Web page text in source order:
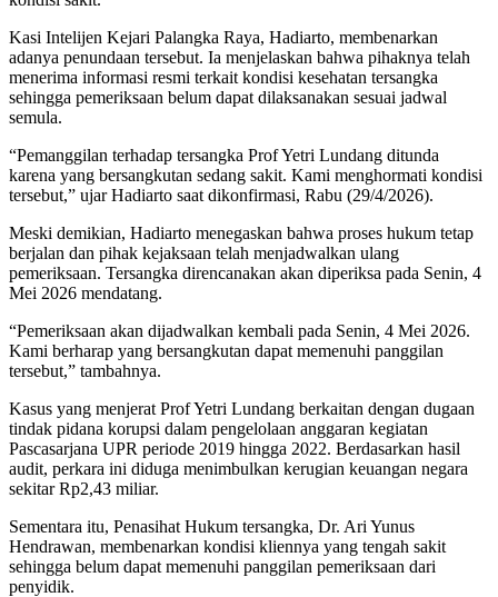
Kasi Intelijen Kejari Palangka Raya, Hadiarto, membenarkan
adanya penundaan tersebut. Ia menjelaskan bahwa pihaknya telah
menerima informasi resmi terkait kondisi kesehatan tersangka
sehingga pemeriksaan belum dapat dilaksanakan sesuai jadwal
semula.
“Pemanggilan terhadap tersangka Prof Yetri Lundang ditunda
karena yang bersangkutan sedang sakit. Kami menghormati kondisi
tersebut,” ujar Hadiarto saat dikonfirmasi, Rabu (29/4/2026).
Meski demikian, Hadiarto menegaskan bahwa proses hukum tetap
berjalan dan pihak kejaksaan telah menjadwalkan ulang
pemeriksaan. Tersangka direncanakan akan diperiksa pada Senin, 4
Mei 2026 mendatang.
“Pemeriksaan akan dijadwalkan kembali pada Senin, 4 Mei 2026.
Kami berharap yang bersangkutan dapat memenuhi panggilan
tersebut,” tambahnya.
Kasus yang menjerat Prof Yetri Lundang berkaitan dengan dugaan
tindak pidana korupsi dalam pengelolaan anggaran kegiatan
Pascasarjana UPR periode 2019 hingga 2022. Berdasarkan hasil
audit, perkara ini diduga menimbulkan kerugian keuangan negara
sekitar Rp2,43 miliar.
Sementara itu, Penasihat Hukum tersangka, Dr. Ari Yunus
Hendrawan, membenarkan kondisi kliennya yang tengah sakit
sehingga belum dapat memenuhi panggilan pemeriksaan dari
penyidik.